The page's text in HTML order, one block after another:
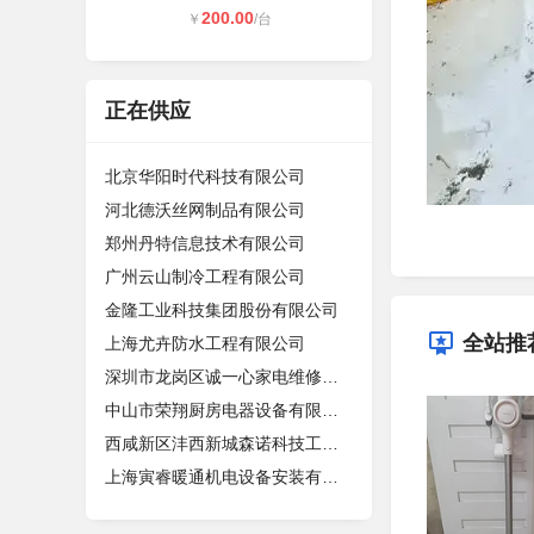
￥ 200.00/台
正在供应
北京华阳时代科技有限公司
河北德沃丝网制品有限公司
郑州丹特信息技术有限公司
广州云山制冷工程有限公司
金隆工业科技集团股份有限公司
上海尤卉防水工程有限公司
全站推